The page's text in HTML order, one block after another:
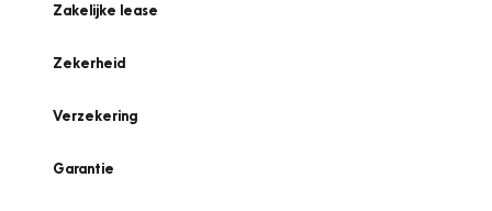
Zakelijke lease
Zekerheid
Verzekering
Garantie